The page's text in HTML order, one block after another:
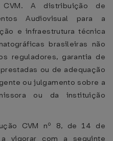
A distribuição de
Audiovisual para a
e infraestrutura técnica
brasileiras não
reguladores, garantia de
ou de adequação
ou julgamento sobre a
ou da instituição
CVM nº 8, de 14 de
vigorar com a seguinte